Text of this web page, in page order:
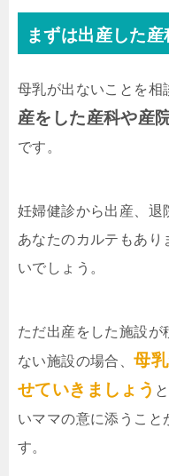
まずは出産した
母乳が出ないことを相
産をした産科や産
です。
妊婦健診から出産、退
あなたのカルテもあり
いでしょう。
ただ出産をした施設が
ない施設の場合、母
せていきましょう
いママの意に添うこと
す。